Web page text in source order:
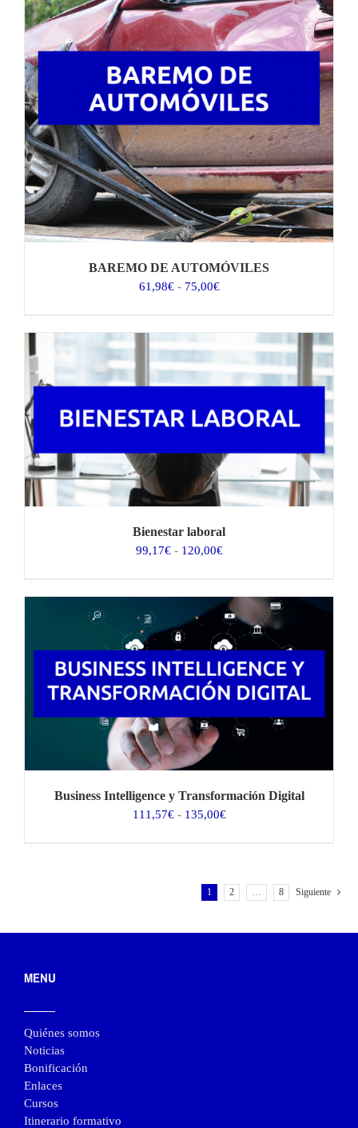
BAREMO DE AUTOMÓVILES
61,98€ - 75,00€Rango
hasta
Bienestar laboral
99,17€ - 120,00€Rango
desde
99,17€
hasta
Business Intelligence y Transformación Digital
111,57€ - 135,00€Rango
111,57€
hasta
1 2 … 8 Siguiente
MENU
Quiénes somos
Noticias
Bonificación
Enlaces
Cursos
Itinerario formativo